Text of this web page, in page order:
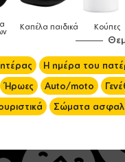
Κούπες
χρωματιστές
Κούπες
μεταλλικές
Η ημέρα του
Ήρωες Auto/moto
Σώματα